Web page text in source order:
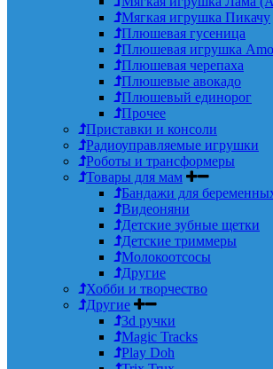
Мягкая игрушка Пикачу
Плюшевая гусеница
Плюшевая игрушка
Плюшевая черепаха
Плюшевые авокадо
Плюшевый единорог
Прочее
Приставки и консоли
Радиоуправляемые игрушки
Роботы и трансформеры
Товары для мам
Бандажи для
Видеоняни
Детские зубные щетки
Детские триммеры
Молокоотсосы
Другие
Хобби и творчество
Другие
3d ручки
Magic Tracks
Play Doh